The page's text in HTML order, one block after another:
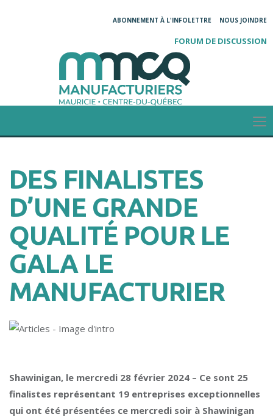
ABONNEMENT À L'INFOLETTRE NOUS JOINDRE
FORUM DE DISCUSSION
DES FINALISTES
D’UNE GRANDE
QUALITÉ POUR LE
GALA LE
MANUFACTURIER
Shawinigan, le mercredi 28 février 2024 – Ce sont 25
finalistes représentant 19 entreprises exceptionnelles
qui ont été présentées ce mercredi soir à Shawinigan